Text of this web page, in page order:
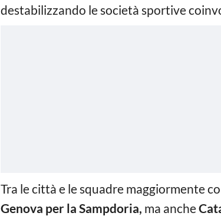
destabilizzando le società sportive
Tra le città e le squadre maggiormente
Genova per la Sampdoria, ma anche